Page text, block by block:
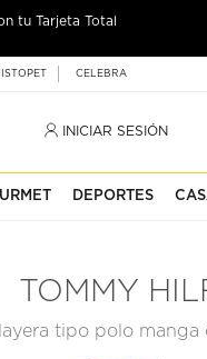
tu Tarjeta Total
CELEBRA
INICIAR SESIÓN
DEPORTES
TOMMY
tipo polo manga